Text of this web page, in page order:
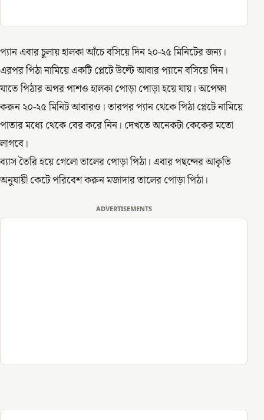
প্যান এবার চুলায় হালকা আঁচে বসিয়ে দিন ২০-২৫ মিনিটের জন্য।
এরপর পিঠা নামিয়ে একটি প্লেটে উল্টে আবার প্যানে বসিয়ে দিন।
যাতে পিঠার অপর পাশও হালকা পোড়া পোড়া হয়ে যায়। অপেক্ষা
করুন ২০-২৫ মিনিট আবারও। তারপর প্যান থেকে পিঠা প্লেটে নামিয়ে
পাতার মধ্যে থেকে বের করে নিন। দেখতে অনেকটা কেকের মতো
লাগবে।
ব্যাস তৈরি হয়ে গেলো তালের পোড়া পিঠা। এবার পছন্দের আকৃতি
অনুযায়ী কেটে পরিবেশ করুন মজাদার তালের পোড়া পিঠা।
ADVERTISEMENTS